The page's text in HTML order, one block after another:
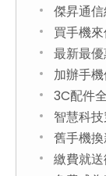
傑昇通
買手機
最新最
加辦手
3C配件
智慧科
舊手機
繳費就